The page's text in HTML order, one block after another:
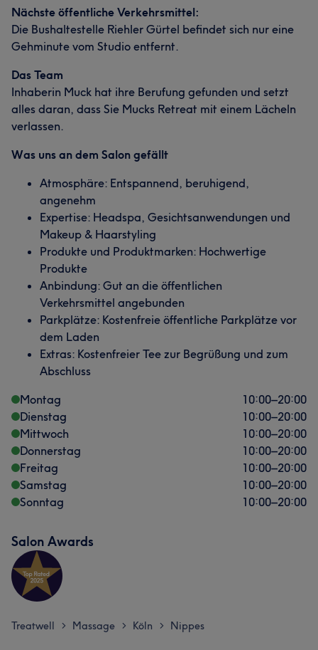
Professionell 7
Nächste öffentliche Verkehrsmittel:
Die Bushaltestelle Riehler Gürtel befindet sich nur eine
Gehminute vom Studio entfernt.
Das Team
Inhaberin Muck hat ihre Berufung gefunden und setzt
alles daran, dass Sie Mucks Retreat mit einem Lächeln
verlassen.
Was uns an dem Salon gefällt
Atmosphäre: Entspannend, beruhigend,
angenehm
Expertise: Headspa, Gesichtsanwendungen und
Makeup & Haarstyling
Produkte und Produktmarken: Hochwertige
Produkte
Anbindung: Gut an die öffentlichen
Verkehrsmittel angebunden
Parkplätze: Kostenfreie öffentliche Parkplätze vor
dem Laden
Extras: Kostenfreier Tee zur Begrüßung und zum
Abschluss
Montag
10:00–20:00
Dienstag
10:00–20:00
Mittwoch
10:00–20:00
Donnerstag
10:00–20:00
Freitag
10:00–20:00
Samstag
10:00–20:00
Sonntag
10:00–20:00
Salon Awards
Treatwell > Massage > Köln > Nippes